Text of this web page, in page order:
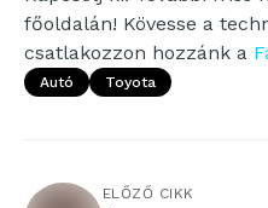
főoldalán! Kövesse a
csatlakozzon hozzánk a
Autó Toyota
ELŐZŐ CIKK